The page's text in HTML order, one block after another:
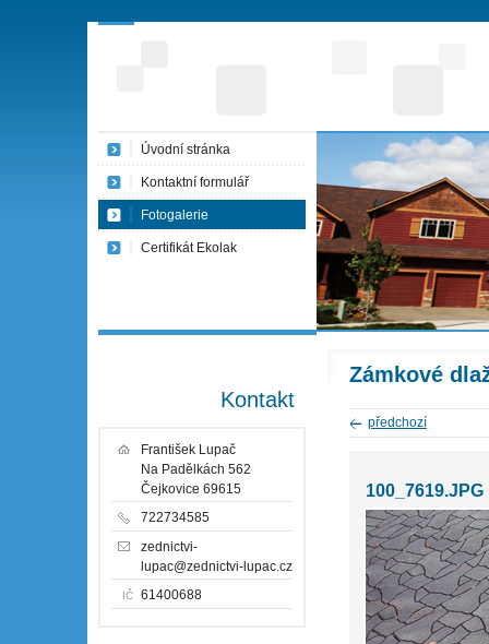
Zámkové
předchozí
100_7619.JPG
Úvodní stránka
Kontaktní formulář
Fotogalerie
Certifikát Ekolak
Kontakt
František Lupač
Na Padělkách 562
Čejkovice 69615
722734585
zednictvi-
lupac@zednictvi-lupac.cz
IČ 61400688